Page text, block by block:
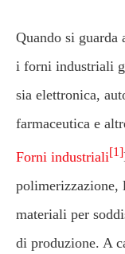
Quando si guarda
i forni industriali
sia elettronica,
farmaceutica e
Forni industriali[1]
polimerizzazione,
materiali per
di produzione. A